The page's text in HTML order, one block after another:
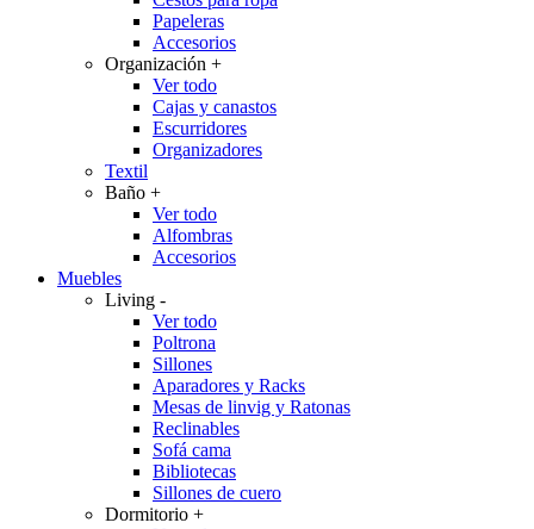
Papeleras
Accesorios
Organización +
Ver todo
Cajas y canastos
Escurridores
Organizadores
Textil
Baño +
Ver todo
Alfombras
Accesorios
Muebles
Living -
Ver todo
Poltrona
Sillones
Aparadores y Racks
Mesas de linvig y Ratonas
Reclinables
Sofá cama
Bibliotecas
Sillones de cuero
Dormitorio +